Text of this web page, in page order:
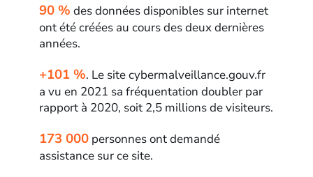
90 % des données disponibles sur internet
ont été créées au cours des deux dernières
années.
+101 %. Le site cybermalveillance.gouv.fr
a vu en 2021 sa fréquentation doubler par
rapport à 2020, soit 2,5 millions de visiteurs.
173 000 personnes ont demandé
assistance sur ce site.